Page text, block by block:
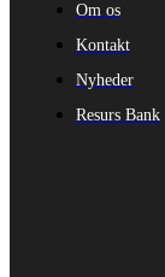
Om os
Kontakt
Nyheder
Resurs Bank